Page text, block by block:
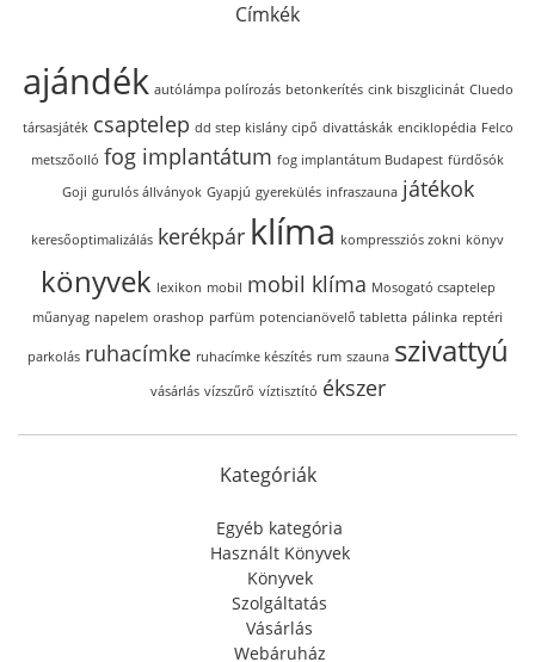
Címkék
ajándék autólámpa polírozás betonkerítés cink biszglicinát Cluedo
társasjáték csaptelep dd step kislány cipő divattáskák enciklopédia Felco
metszőolló fog implantátum fog implantátum Budapest fürdősók
Goji gurulós állványok Gyapjú gyerekülés infraszauna játékok
keresőoptimalizálás kerékpár klíma kompressziós zokni könyv
könyvek lexikon mobil mobil klíma Mosogató csaptelep
műanyag napelem orashop parfüm potencianövelő tabletta pálinka reptéri
parkolás ruhacímke ruhacímke készítés rum szauna szivattyú
vásárlás vízszűrő víztisztító ékszer
Kategóriák
Egyéb kategória
Használt Könyvek
Könyvek
Szolgáltatás
Vásárlás
Webáruház